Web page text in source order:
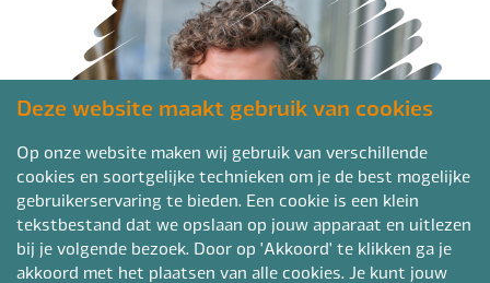
Deze website maakt gebruik van cookies
Op onze website maken wij gebruik van verschillende
cookies en soortgelijke technieken om je de best mogelijke
gebruikerservaring te bieden. Een cookie is een klein
tekstbestand dat we opslaan op jouw apparaat en uitlezen
bij je volgende bezoek. Door op 'Akkoord' te klikken ga je
akkoord met het plaatsen van alle cookies. Je kunt jouw